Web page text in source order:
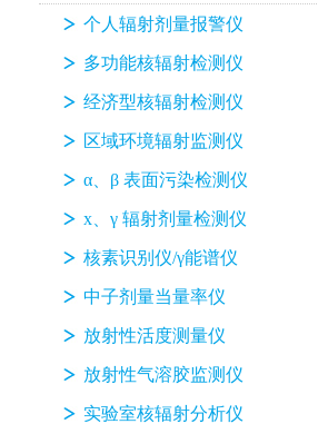
个人辐射剂量报警仪
多功能核辐射检测仪
经济型核辐射检测仪
区域环境辐射监测仪
α、β 表面污染检测仪
x、γ 辐射剂量检测仪
核素识别仪/γ能谱仪
中子剂量当量率仪
放射性活度测量仪
放射性气溶胶监测仪
实验室核辐射分析仪